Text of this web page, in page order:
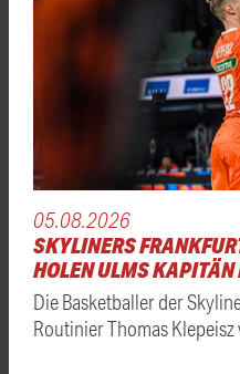
05.08.2026
SKYLINERS
HOLEN ULMS
Die Basketballer der
Routinier Thomas